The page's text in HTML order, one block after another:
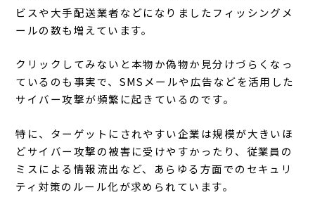
ビスや大手配送業者などになりましたフィッシングメ
ールの数も増えています。
クリックしてみないと本物か偽物か見分けづらくなっ
ているのも事実で、SMSメールや広告などを活用した
サイバー攻撃が頻繁に起きているのです。
特に、ターゲットにされやすい企業は規模が大きいほ
どサイバー攻撃の被害に受けやすかったり、従業員の
ミスによる情報流出など、あらゆる方面でのセキュリ
ティ対策のルール化が求められています。